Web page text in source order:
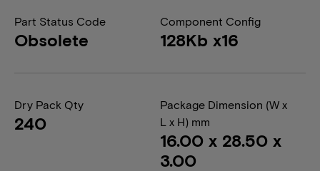
Part Status Code
Obsolete
Component Config
128Kb x16
Dry Pack Qty
240
Package Dimension (W x
L x H) mm
16.00 x 28.50 x
3.00